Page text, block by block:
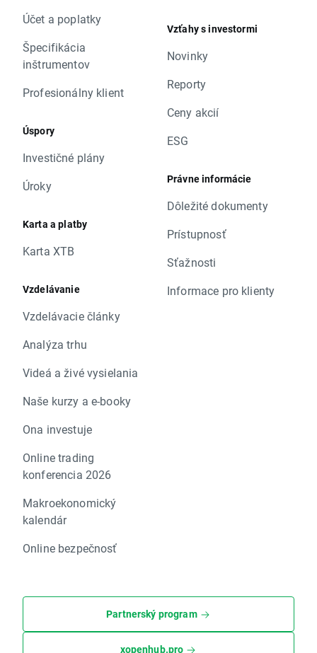
Účet a poplatky
Špecifikácia
inštrumentov
Profesionálny klient
Úspory
Investičné plány
Úroky
Karta a platby
Karta XTB
Vzdelávanie
Vzdelávacie články
Analýza trhu
Videá a živé vysielania
Naše kurzy a e-booky
Ona investuje
Online trading
konferencia 2026
Makroekonomický
kalendár
Online bezpečnosť
Vzťahy s investormi
Novinky
Reporty
Ceny akcií
ESG
Právne informácie
Dôležité dokumenty
Prístupnosť
Sťažnosti
Informace pro klienty
Partnerský program
xopenhub.pro